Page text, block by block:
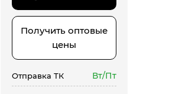
Получить оптовые
цены
Отправка ТК Вт/Пт